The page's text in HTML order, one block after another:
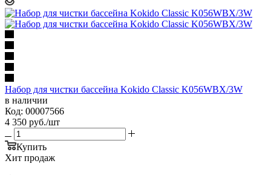
Набор для чистки бассейна Kokido Classic K056WBX/3W
в наличии
Код: 00007566
4 350 руб./шт
Купить
Хит продаж